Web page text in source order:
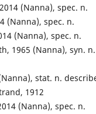
(Nanna), spec. n.
(Nanna), spec. n.
(Nanna), spec. n.
1965 (Nanna), syn.
stat. n.
1912
(Nanna), spec. n.